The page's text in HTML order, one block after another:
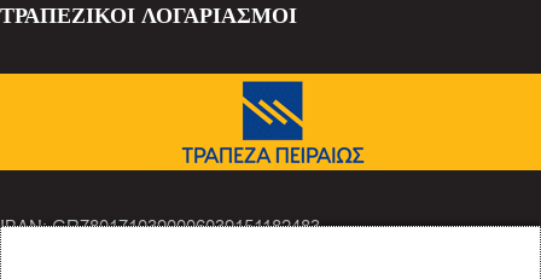
ΤΡΑΠΕΖΙΚΟΙ ΛΟΓΑΡΙΑΣΜΟΙ
IBAN: GR7801710390006039151182483